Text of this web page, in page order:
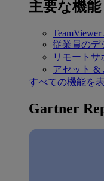
主要な機能
TeamViewer
従業員のデ
リモート
アセット &
すべての機能を
Gartner